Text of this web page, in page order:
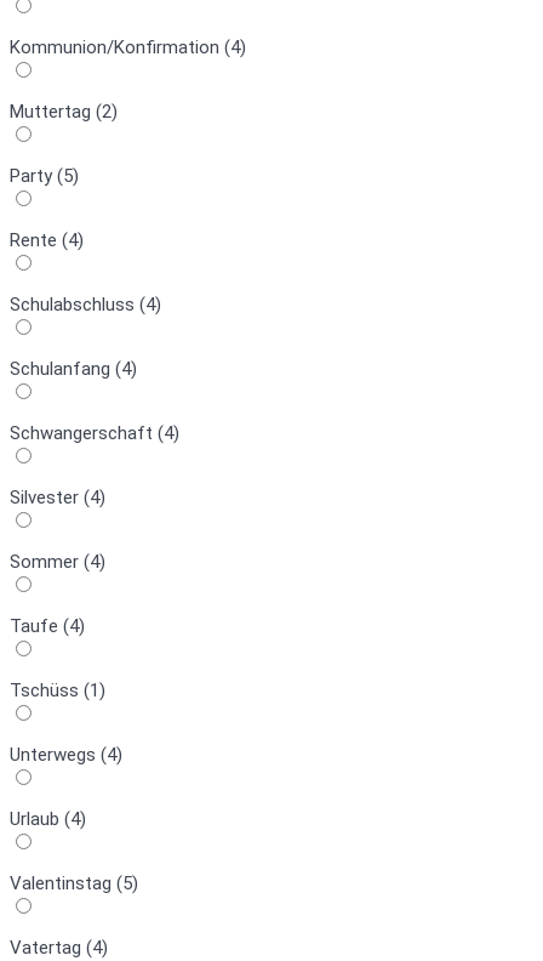
Kommunion/Konfirmation (4)
Muttertag (2)
Party (5)
Rente (4)
Schulabschluss (4)
Schulanfang (4)
Schwangerschaft (4)
Silvester (4)
Sommer (4)
Taufe (4)
Tschüss (1)
Unterwegs (4)
Urlaub (4)
Valentinstag (5)
Vatertag (4)